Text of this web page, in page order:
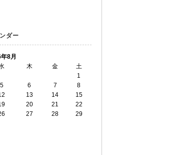
ダー
8月
木 金
土
1
5 6 7
8
13 14
15
20 21
22
27 28
29